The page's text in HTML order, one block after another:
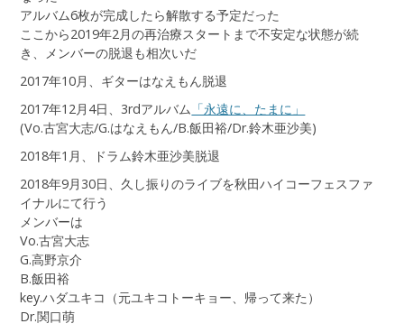
アルバム6枚が完成したら解散する予定だった
ここから2019年2月の再治療スタートまで不安定な状態が続
き、メンバーの脱退も相次いだ
2017年10月、ギターはなえもん脱退
2017年12月4日、3rdアルバム 「永遠に、たまに」
(Vo.古宮大志/G.はなえもん/B.飯田裕/Dr.鈴木亜沙美)
2018年1月、ドラム鈴木亜沙美脱退
2018年9月30日、久し振りのライブを秋田ハイコーフェスファ
イナルにて行う
メンバーは
Vo.古宮大志
G.高野京介
B.飯田裕
key.ハダユキコ（元ユキコトーキョー、帰って来た）
Dr.関口萌